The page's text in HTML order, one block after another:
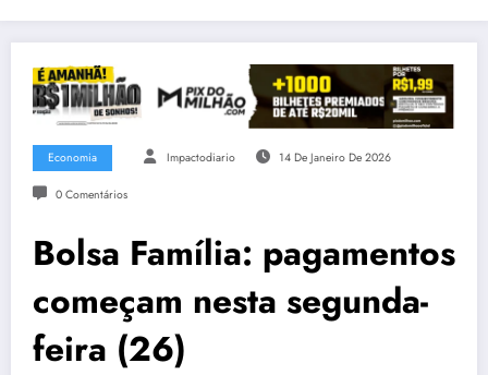
Economia Impactodiario 14 De Janeiro De 2026
0 Comentários
Bolsa Família: pagamentos
começam nesta segunda-
feira (26)